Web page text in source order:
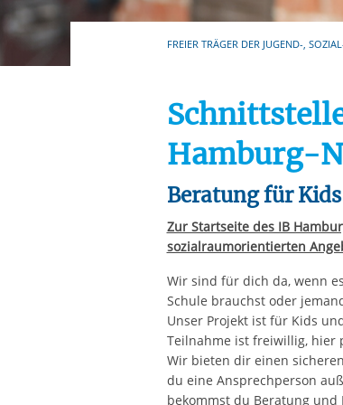
Ihre etwaige
aufgrund
FREIER TRÄGER DER JUGEND-,
Hamburg-
Beratung für
Zur Startseite des IB
sozialraumorientierten
Wir sind für dich da, wenn
Schule brauchst oder
Unser Projekt ist für Kids
Teilnahme ist freiwillig, hier
Wir bieten dir einen
du eine Ansprechperson
bekommst du Beratung